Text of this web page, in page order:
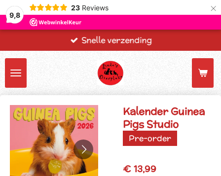
9,8
23 Reviews ×
Snelle verzending
Kalender Guinea
Pigs Studio
Pre-order
€ 13,99